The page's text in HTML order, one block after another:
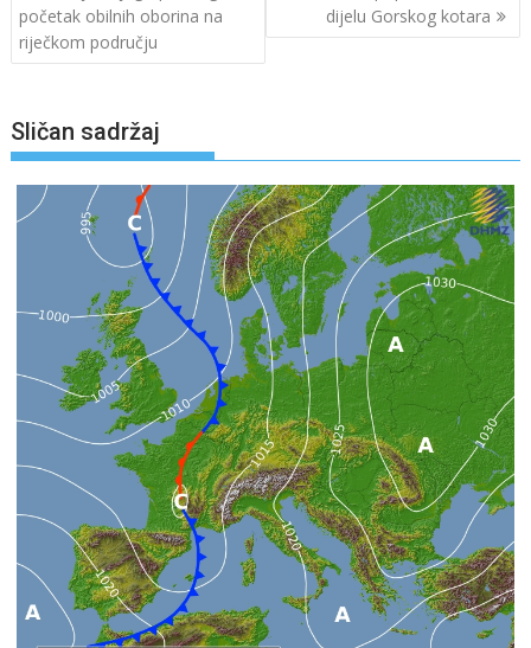
početak obilnih oborina na
riječkom području
dijelu Gorskog kotara
Sličan sadržaj